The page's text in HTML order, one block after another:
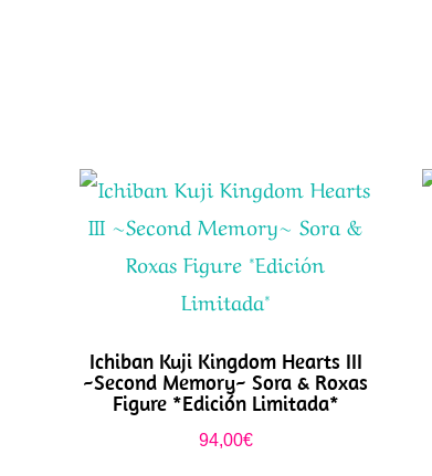
Ichiban Kuji Kingdom Hearts III
~Second Memory~ Sora & Roxas
Figure *Edición Limitada*
94,00€